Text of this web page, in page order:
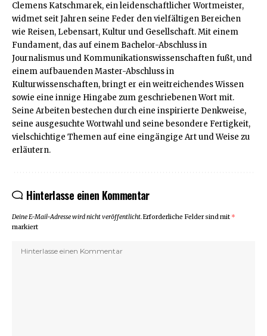
Clemens Katschmarek, ein leidenschaftlicher Wortmeister,
widmet seit Jahren seine Feder den vielfältigen Bereichen
wie Reisen, Lebensart, Kultur und Gesellschaft. Mit einem
Fundament, das auf einem Bachelor-Abschluss in
Journalismus und Kommunikationswissenschaften fußt, und
einem aufbauenden Master-Abschluss in
Kulturwissenschaften, bringt er ein weitreichendes Wissen
sowie eine innige Hingabe zum geschriebenen Wort mit.
Seine Arbeiten bestechen durch eine inspirierte Denkweise,
seine ausgesuchte Wortwahl und seine besondere Fertigkeit,
vielschichtige Themen auf eine eingängige Art und Weise zu
erläutern.
Hinterlasse einen Kommentar
Deine E-Mail-Adresse wird nicht veröffentlicht.Erforderliche Felder sind mit *
markiert